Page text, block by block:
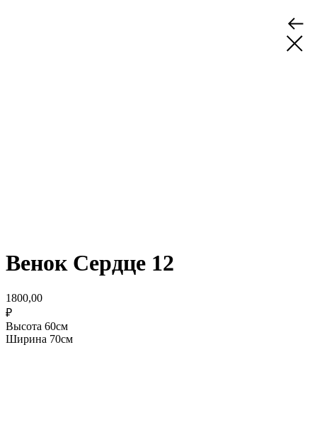
Венок Сердце 12
1800,00
₽
Высота 60см
Ширина 70см